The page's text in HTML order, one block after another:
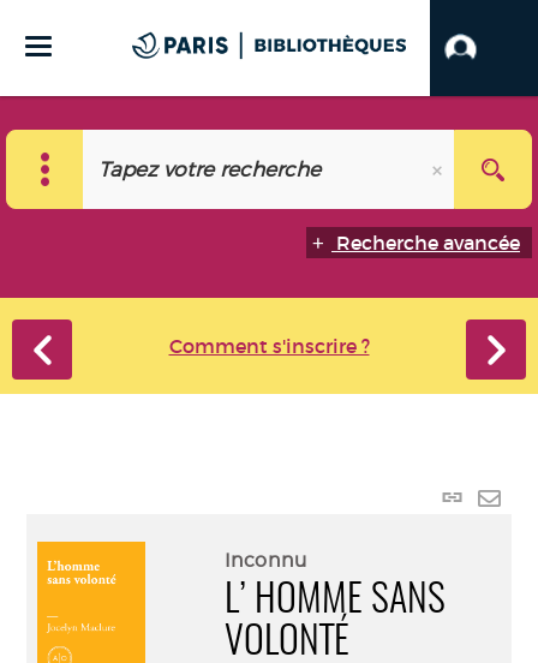
Recherche avancée
Comment s'inscrire ?
Lien
Inconnu
L’ HOMME SANS
VOLONTÉ